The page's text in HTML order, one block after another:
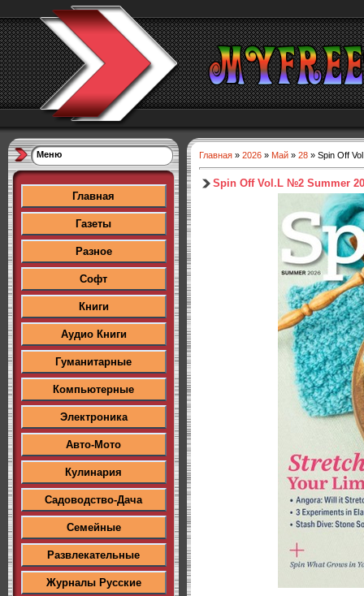
Меню
Главная
Газеты
Разное
Софт
Книги
Аудио Книги
Гуманитарные
Компьютерные
Электроника
Авто-Мото
Кулинария
Садоводство-Дача
Семейные
Развлекательные
Журналы Русские
Главная » 2026 » Май » 28 » Spin Off
Spin Off Vol.L №2 Summer